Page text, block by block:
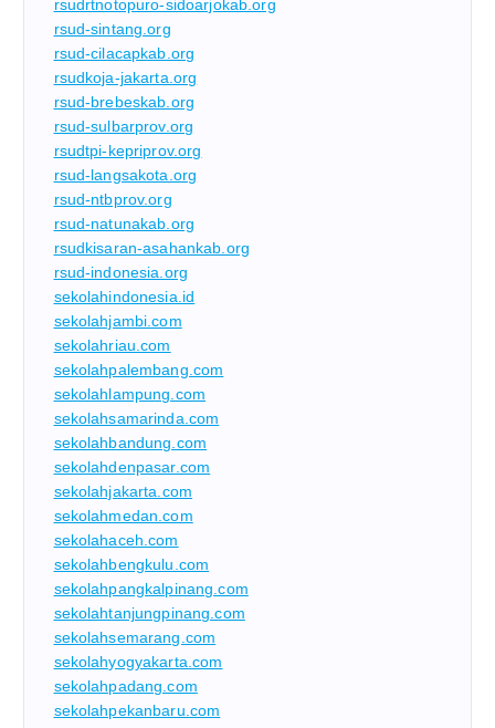
rsudrtnotopuro-sidoarjokab.org
rsud-sintang.org
rsud-cilacapkab.org
rsudkoja-jakarta.org
rsud-brebeskab.org
rsud-sulbarprov.org
rsudtpi-kepriprov.org
rsud-langsakota.org
rsud-ntbprov.org
rsud-natunakab.org
rsudkisaran-asahankab.org
rsud-indonesia.org
sekolahindonesia.id
sekolahjambi.com
sekolahriau.com
sekolahpalembang.com
sekolahlampung.com
sekolahsamarinda.com
sekolahbandung.com
sekolahdenpasar.com
sekolahjakarta.com
sekolahmedan.com
sekolahaceh.com
sekolahbengkulu.com
sekolahpangkalpinang.com
sekolahtanjungpinang.com
sekolahsemarang.com
sekolahyogyakarta.com
sekolahpadang.com
sekolahpekanbaru.com